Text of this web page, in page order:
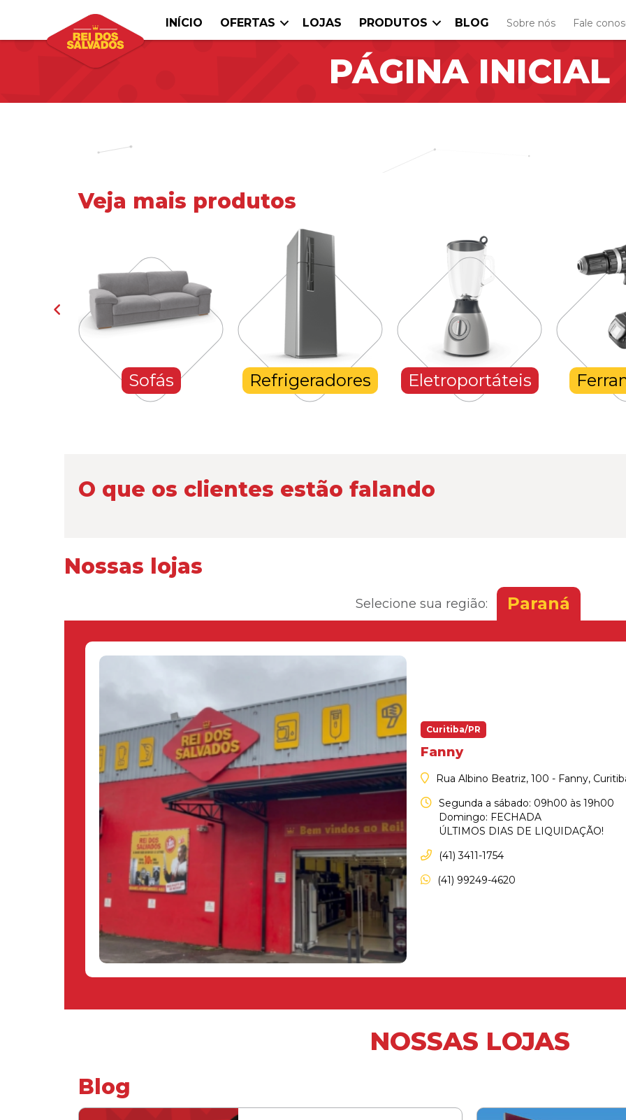
INÍCIO OFERTAS LOJAS PRODUTOS BLOG Sobre nós Fale
PÁGINA INICIAL
Veja mais produtos
Sofás Refrigeradores Eletroportáteis
O que os clientes estão falando
Nossas lojas
Selecione sua região: Paraná
Curitiba/PR
Fanny
Rua Albino Beatriz, 100 - Fanny,
Segunda a sábado: 09h00 às 19h00
Domingo: FECHADA
ÚLTIMOS DIAS DE LIQUIDAÇÃO!
(41) 3411-1754
(41) 99249-4620
NOSSAS LOJAS
Blog